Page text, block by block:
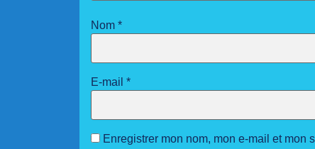
Nom *
E-mail *
Enregistrer mon nom, mon e-mail et mon